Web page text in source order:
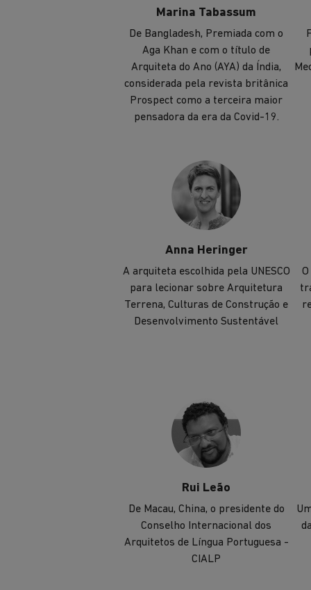
Marina Tabassum
De Bangladesh, Premiada com o
Aga Khan e com o título de
Arquiteta do Ano (AYA) da Índia,
considerada pela revista britânica
Prospect como a terceira maior
pensadora da era da Covid-19.
Anna Heringer
A arquiteta escolhida pela UNESCO
para lecionar sobre Arquitetura
Terrena, Culturas de Construção e
Desenvolvimento Sustentável
Rui Leão
De Macau, China, o presidente do
Conselho Internacional dos
Arquitetos de Língua Portuguesa -
CIALP